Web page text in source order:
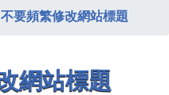
要頻繁修改網站標題
網站標題